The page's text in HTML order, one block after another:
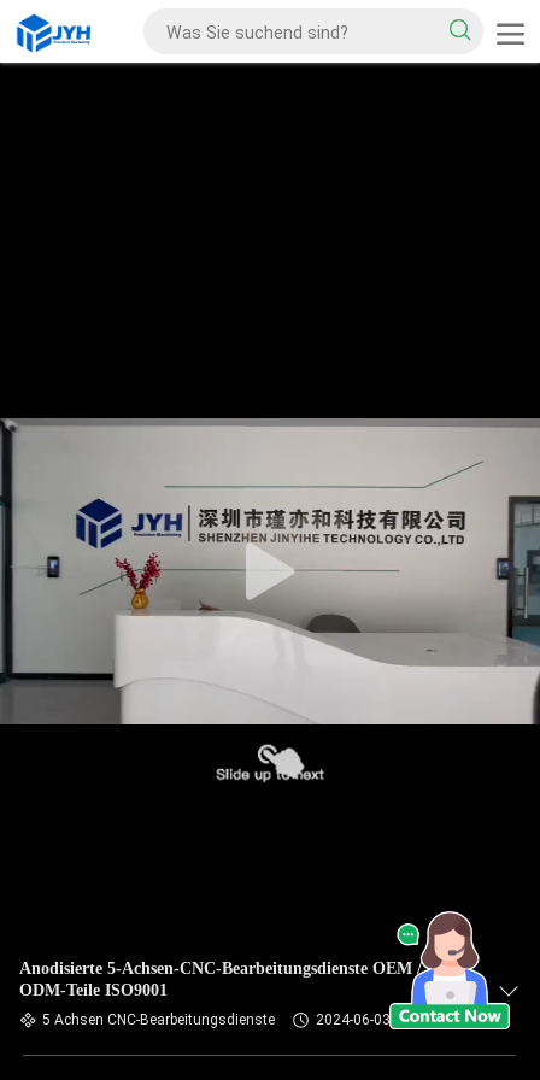
Anodisierte 5-Achsen-CNC-Bearbeitungsdienste OEM /
ODM-Teile ISO9001
5 Achsen CNC-Bearbeitungsdienste 2024-06-03